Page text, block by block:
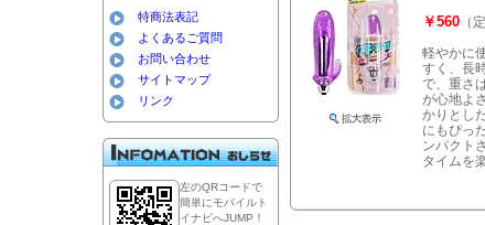
特商法表記
よくあるご質問
お問い合わせ
サイトマップ
リンク
左のQRコードで
簡単にモバイルト
イナビへJUMP！
￥560 （
軽やかに
すく、長
で、重さ
が心地よ
かりとし
にもぴっ
ンパクト
タイムを